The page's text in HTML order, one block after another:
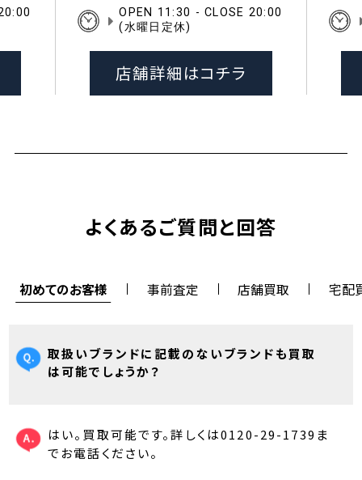
OPEN 11:30 - CLOSE 20:00
(水曜日定休)
店舗詳細はコチラ
よくあるご質問と回答
初めてのお客様 事前査定 店舗買取 宅配
取扱いブランドに記載のないブランドも買取
は可能でしょうか？
はい。買取可能です。詳しくは0120-29-1739ま
でお電話ください。